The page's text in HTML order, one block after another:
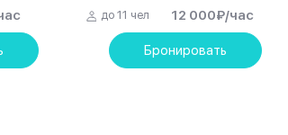
до 11 чел 12 000₽/час
Бронировать